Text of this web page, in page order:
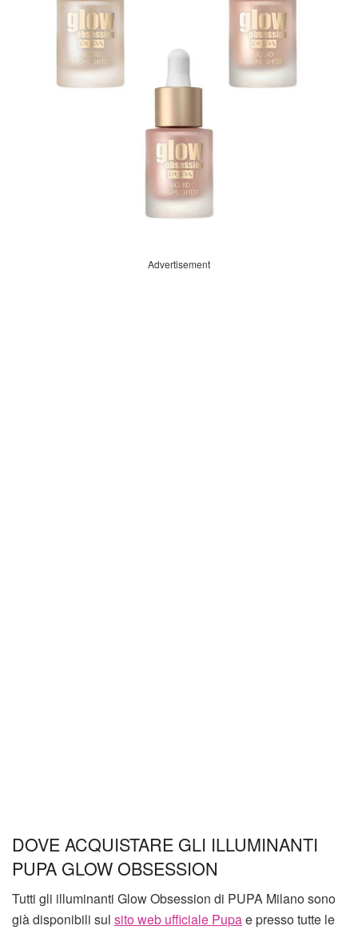
Advertisement
DOVE ACQUISTARE GLI ILLUMINANTI
PUPA GLOW OBSESSION
Tutti gli illuminanti Glow Obsession di PUPA Milano sono
già disponibili sul sito web ufficiale Pupae presso tutte le